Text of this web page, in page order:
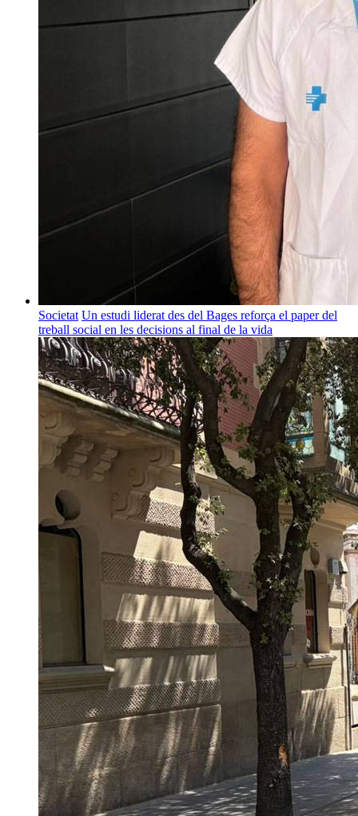
Societat Un estudi liderat des del Bages reforça el paper del
treball social en les decisions al final de la vida